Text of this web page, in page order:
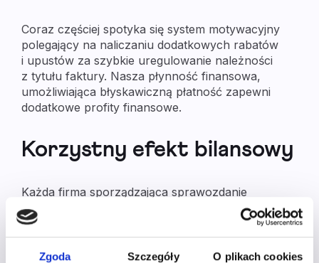
Zgoda Szczegóły O plikach cookies
Coraz częściej spotyka się system motywacyjny
polegający na naliczaniu dodatkowych rabatów
i upustów za szybkie uregulowanie należności
z tytułu faktury. Nasza płynność finansowa,
umożliwiająca błyskawiczną płatność zapewni
dodatkowe profity finansowe.
Korzystny efekt bilansowy
Każda firma sporządzająca sprawozdanie
finansowe ze szczególną pieczołowitością dba
o swoje finanse, bilans, a także rachunek zysków
i strat. Często to właśnie bilans jest najważniejszym
elementem branym pod uwagę przy decyzji